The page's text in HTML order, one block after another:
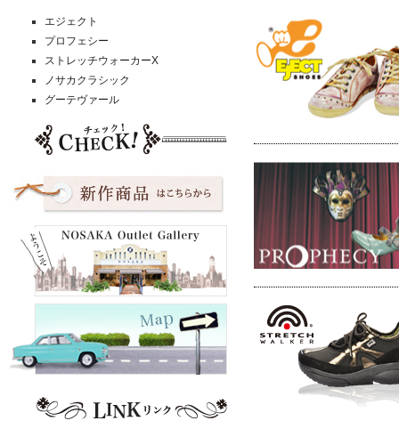
エジェクト
プロフェシー
ストレッチウォーカーX
ノサカクラシック
グーテヴァール